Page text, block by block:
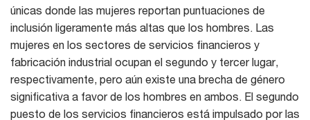
únicas donde las mujeres reportan puntuaciones de
inclusión ligeramente más altas que los hombres. Las
mujeres en los sectores de servicios financieros y
fabricación industrial ocupan el segundo y tercer lugar,
respectivamente, pero aún existe una brecha de género
significativa a favor de los hombres en ambos. El segundo
puesto de los servicios financieros está impulsado por las